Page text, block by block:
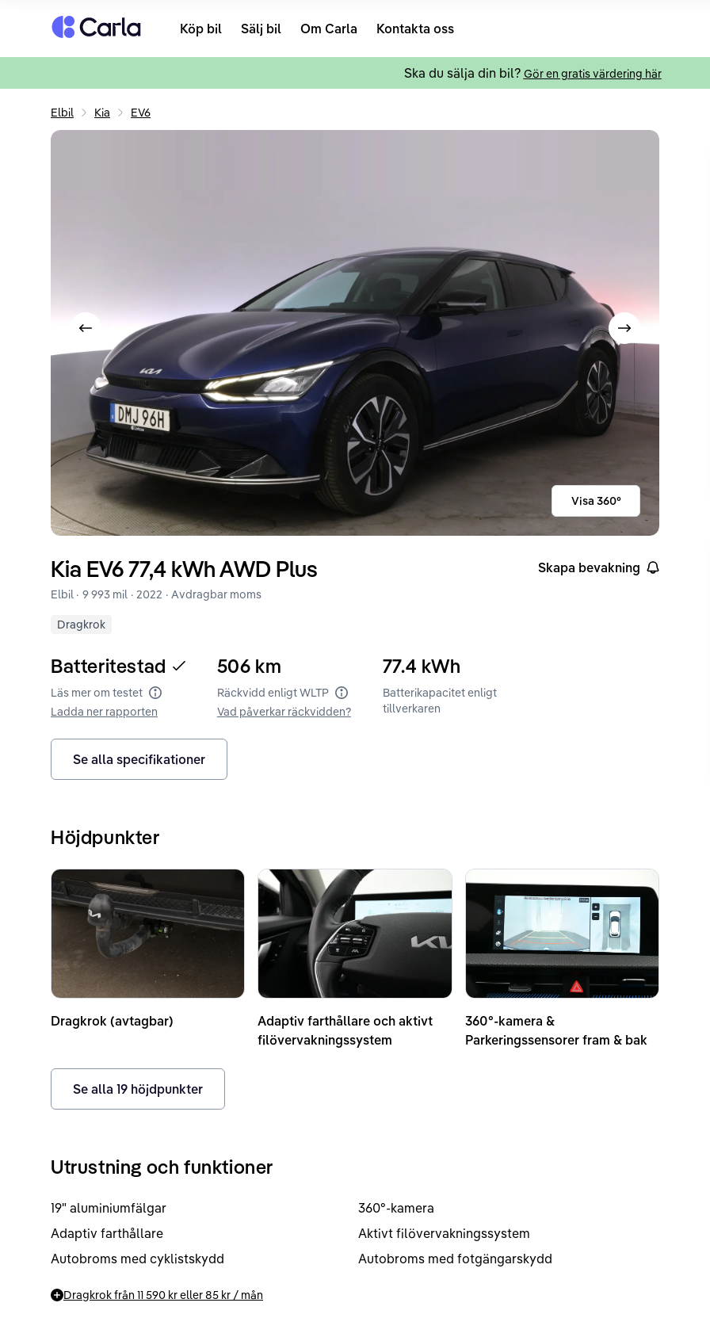
Tillbaka till startsidan Köp bil Sälj bil Om Carla Kontakta oss
Ska du sälja din bil? Gör en gratis värdering här
Elbil Kia EV6
Visa föregående bild Visa nästa bild
Visa 360°
Kia EV677,4 kWh AWD Plus Skapa bevakning
Elbil · 9 993 mil · 2022 · Avdragbar moms
Dragkrok
Batteritestad
Läs mer om testet Batteritest
Ladda ner rapporten
506 km
Räckvidd enligt WLTP Räckvidd enligt WLTP
Vad påverkar räckvidden?
77.4 kWh
Batterikapacitet enligt
tillverkaren
Se alla specifikationer
Höjdpunkter
Dragkrok (avtagbar)
Adaptiv farthållare och aktivt
filövervakningssystem
360°-kamera &
Parkeringssensorer fram & bak
Se alla 19 höjdpunkter
Utrustning och funktioner
19" aluminiumfälgar
360°-kamera
Adaptiv farthållare
Aktivt filövervakningssystem
Autobroms med cyklistskydd
Autobroms med fotgängarskydd
Dragkrok från 11 590 kreller85 kr / mån